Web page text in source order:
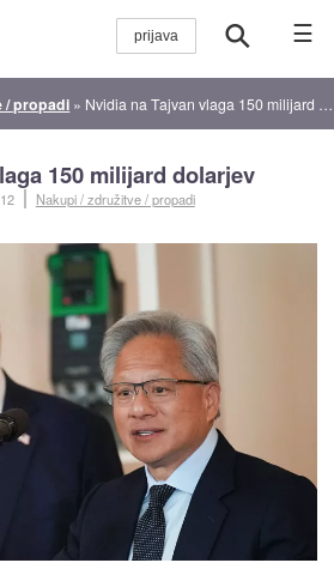
☰
/ propadi » Nvidia na Tajvan vlaga 150 milijard dolarjev
150 milijard dolarjev
Nakupi / združitve / propadi